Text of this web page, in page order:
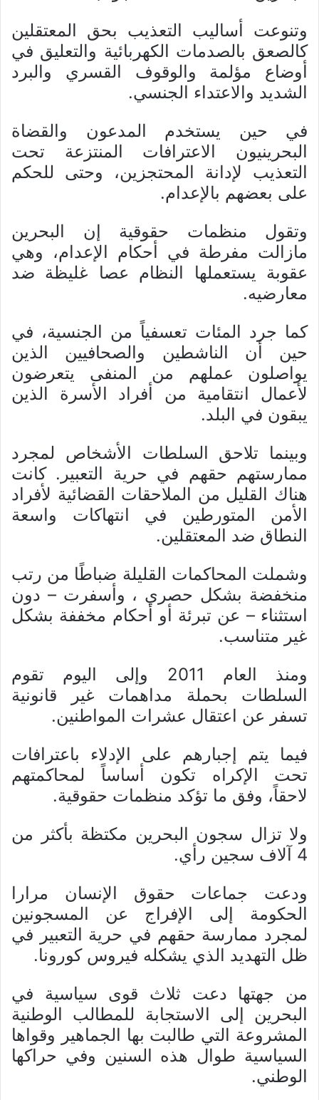
وتنوعت أساليب التعذيب بحق المعتقلين
كالصعق بالصدمات الكهربائية والتعليق في
أوضاع مؤلمة والوقوف القسري والبرد
الشديد والاعتداء الجنسي.
في حين يستخدم المدعون والقضاة
البحرينيون الاعترافات المنتزعة تحت
التعذيب لإدانة المحتجزين، وحتى للحكم
على بعضهم بالإعدام.
وتقول منظمات حقوقية إن البحرين
مازالت مفرطة في أحكام الإعدام، وهي
عقوبة يستعملها النظام عصا غليظة ضد
معارضيه.
كما جرد المئات تعسفياً من الجنسية، في
حين أن الناشطين والصحافيين الذين
يواصلون عملهم من المنفى يتعرضون
لأعمال انتقامية من أفراد الأسرة الذين
يبقون في البلد.
وبينما تلاحق السلطات الأشخاص لمجرد
ممارستهم حقهم في حرية التعبير. كانت
هناك القليل من الملاحقات القضائية لأفراد
الأمن المتورطين في انتهاكات واسعة
النطاق ضد المعتقلين.
وشملت المحاكمات القليلة ضباطًا من رتب
منخفضة بشكل حصري ، وأسفرت – دون
استثناء – عن تبرئة أو أحكام مخففة بشكل
غير متناسب.
ومنذ العام 2011 وإلى اليوم تقوم
السلطات بحملة مداهمات غير قانونية
تسفر عن اعتقال عشرات المواطنين.
فيما يتم إجبارهم على الإدلاء باعترافات
تحت الإكراه تكون أساساً لمحاكمتهم
لاحقاً، وفق ما تؤكد منظمات حقوقية.
ولا تزال سجون البحرين مكتظة بأكثر من
4 آلاف سجين رأي.
ودعت جماعات حقوق الإنسان مرارا
الحكومة إلى الإفراج عن المسجونين
لمجرد ممارسة حقهم في حرية التعبير في
ظل التهديد الذي يشكله فيروس كورونا.
من جهتها دعت ثلاث قوى سياسية في
البحرين إلى الاستجابة للمطالب الوطنية
المشروعة التي طالبت بها الجماهير وقواها
السياسية طوال هذه السنين وفي حراكها
الوطني.